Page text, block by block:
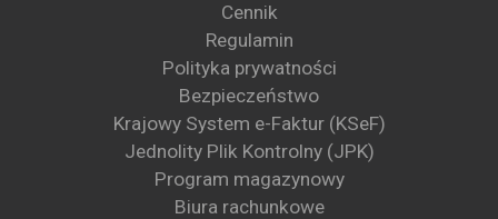
Cennik
Regulamin
Polityka prywatności
Bezpieczeństwo
Krajowy System e-Faktur (KSeF)
Jednolity Plik Kontrolny (JPK)
Program magazynowy
Biura rachunkowe